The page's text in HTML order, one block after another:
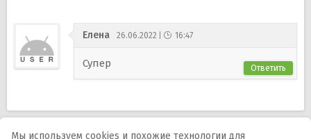
Елена 26.06.2022 16:47
Супер Ответить
Мы используем cookies и похожие технологии для